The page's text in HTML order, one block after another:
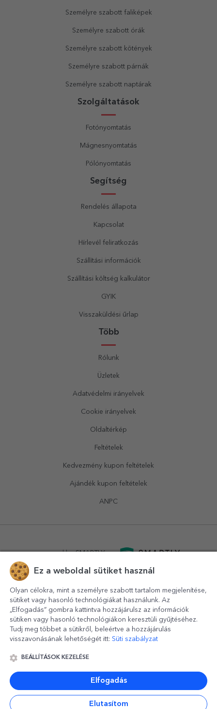
Személyre szabott faliképek
Személyre szabott órák
Személyre szabott kötények
Személyre szabott párnák
Személyre szabott naptárak
Szolgáltatások
Fotónyomtatás
Mágnesnyomtatás
Pólónyomtatás
Segítség
Rendelés állapota
Kapcsolat
Hírlevél feliratkozás
Szállítási információk
Szállítási költség kalkulátor
GYIK
Visszaküldési űrlap
Több
Rólunk
Üzletek
Adatvédelmi irányelvek
Cookie irányelvek
Oldaltérkép
Feltételek
Kedvezmény kupon feltételek
Ajándék kupon feltételek
ANPC
powered bySMARTLY.ro
© 2016-2026 StarGift
contact@stargift.hu
Ez a weboldal sütiket használ
Olyan célokra, mint a személyre szabott tartalom megjelenítése,
sütiket vagy hasonló technológiákat használunk. Az
„Elfogadás” gombra kattintva hozzájárulsz az információk
sütiken vagy hasonló technológiákon keresztüli gyűjtéséhez.
Tudj meg többet a sütikről, beleértve a hozzájárulás
visszavonásának lehetőségét itt: Süti szabályzat
BEÁLLÍTÁSOK KEZELÉSE
Elfogadás
Elutasítom